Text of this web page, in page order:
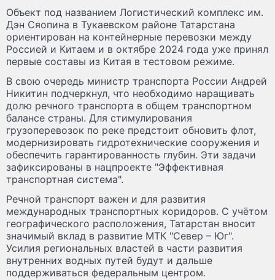
Объект под названием Логистический комплекс им.
Дэн Сяопина в Тукаевском районе Татарстана
ориентирован на контейнерные перевозки между
Россией и Китаем и в октябре 2024 года уже принял
первые составы из Китая в тестовом режиме.
В свою очередь министр транспорта России Андрей
Никитин подчеркнул, что необходимо наращивать
долю речного транспорта в общем транспортном
балансе страны. Для стимулирования
грузоперевозок по реке предстоит обновить флот,
модернизировать гидротехнические сооружения и
обеспечить гарантированность глубин. Эти задачи
зафиксированы в нацпроекте "Эффективная
транспортная система".
Речной транспорт важен и для развития
международных транспортных коридоров. С учётом
географического расположения, Татарстан вносит
значимый вклад в развитие МТК "Север – Юг".
Усилия региональных властей в части развития
внутренних водных путей будут и дальше
поддерживаться федеральным центром.